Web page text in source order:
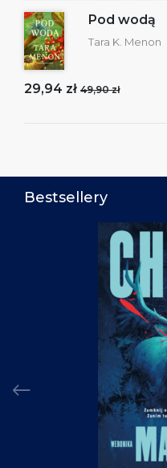
Pod wodą
Tara K. Menon
29,94 zł 49,90 zł
Bestsellery